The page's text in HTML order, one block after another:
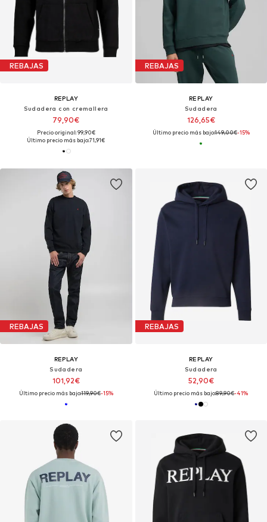
REBAJAS
REPLAY
Sudadera con cremallera
79,90€
Precio original: 99,90€
Último precio más bajo:71,91€
REBAJAS
REPLAY
Sudadera
126,65€
Último precio más bajo:149,00€-15%
REBAJAS
REPLAY
Sudadera
101,92€
Último precio más bajo:119,90€-15%
REBAJAS
REPLAY
Sudadera
52,90€
Último precio más bajo:89,90€-41%